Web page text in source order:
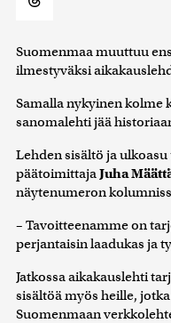
Suomenmaa muuttuu
ilmestyväksi
Samalla nykyinen kolme
sanomalehti jää
Lehden sisältö ja
päätoimittajaJuha
näytenumeron
– Tavoitteenamme on
perjantaisin laadukas ja
Jatkossa aikakauslehti
sisältöä myös heille,
Suomenmaan